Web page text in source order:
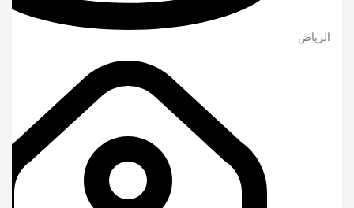
الرياض